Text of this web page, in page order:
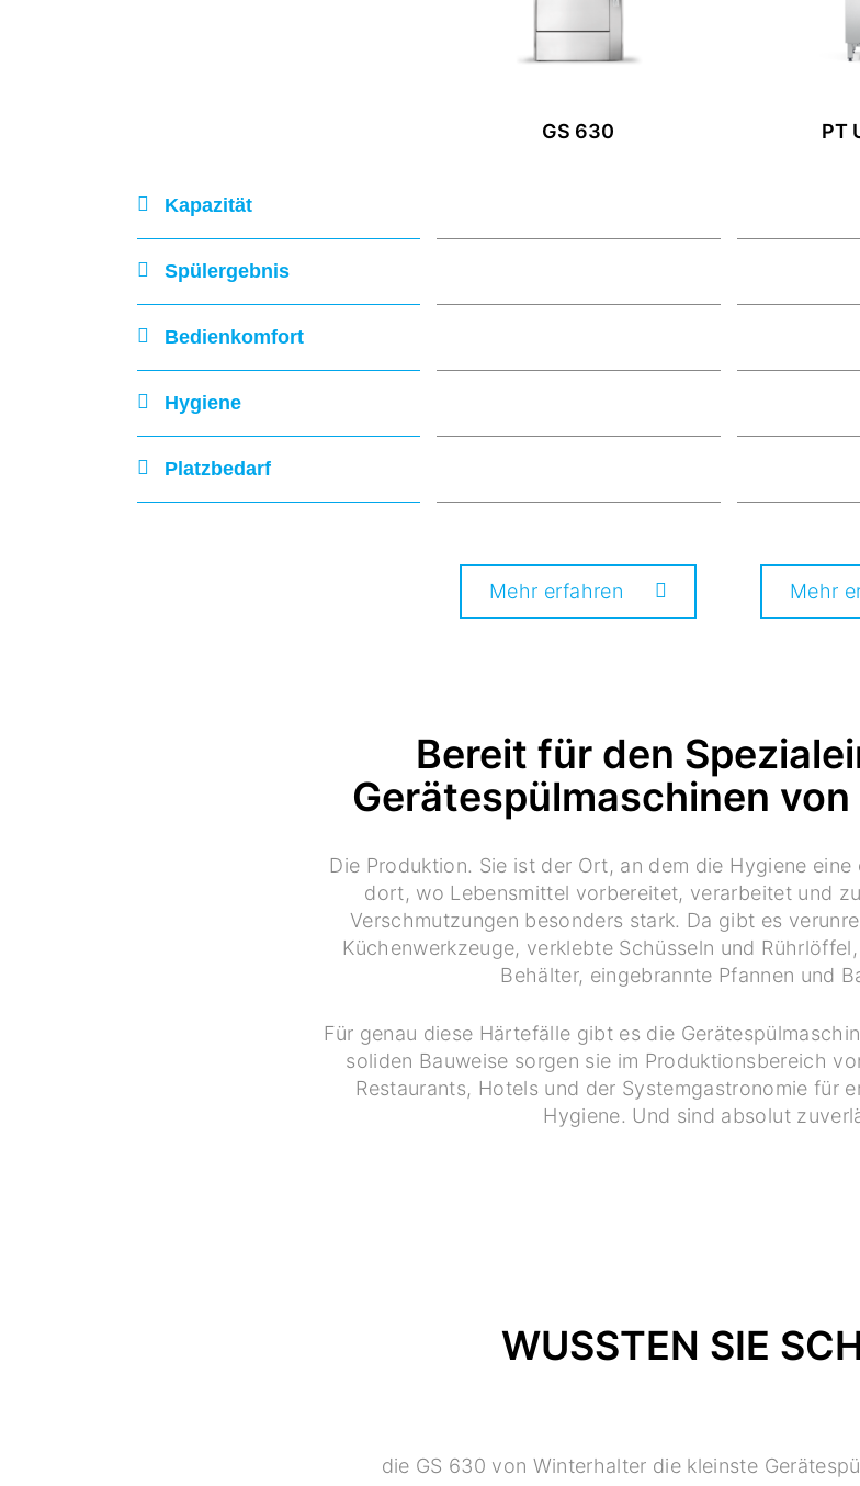
GS 630 PT
Kapazität
Spülergebnis
Bedienkomfort
Hygiene
Platzbedarf
Mehr erfahren Mehr
Bereit für den
Gerätespülmaschinen
Die Produktion. Sie ist der Ort, an dem die Hygiene eine
dort, wo Lebensmittel vorbereitet, verarbeitet und
Verschmutzungen besonders stark. Da gibt es
Küchenwerkzeuge, verklebte Schüsseln und
Behälter, eingebrannte Pfannen und
Für genau diese Härtefälle gibt es die
soliden Bauweise sorgen sie im Produktionsbereich
Restaurants, Hotels und der Systemgastronomie für
Hygiene. Und sind absolut
WUSSTEN SIE
die GS 630 von Winterhalter die kleinste